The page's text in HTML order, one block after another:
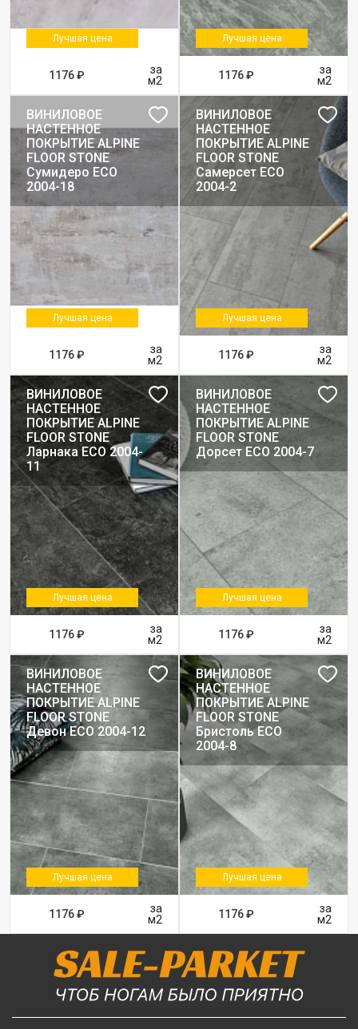
Лучшая цена
1176 ₽
за
м2
Лучшая цена
1176 ₽
за
м2
ВИНИЛОВОЕ
НАСТЕННОЕ
ПОКРЫТИЕ ALPINE
FLOOR STONE
Сумидеро ЕСО
2004-18
Лучшая цена
1176 ₽
за
м2
ВИНИЛОВОЕ
НАСТЕННОЕ
ПОКРЫТИЕ ALPINE
FLOOR STONE
Самерсет ЕСО
2004-2
Лучшая цена
1176 ₽
за
м2
ВИНИЛОВОЕ
НАСТЕННОЕ
ПОКРЫТИЕ ALPINE
FLOOR STONE
Ларнака ЕСО 2004-
11
Лучшая цена
1176 ₽
за
м2
ВИНИЛОВОЕ
НАСТЕННОЕ
ПОКРЫТИЕ ALPINE
FLOOR STONE
Дорсет ЕСО 2004-7
Лучшая цена
1176 ₽
за
м2
ВИНИЛОВОЕ
НАСТЕННОЕ
ПОКРЫТИЕ ALPINE
FLOOR STONE
Девон ЕСО 2004-12
Лучшая цена
1176 ₽
за
м2
ВИНИЛОВОЕ
НАСТЕННОЕ
ПОКРЫТИЕ ALPINE
FLOOR STONE
Бристоль ЕСО
2004-8
Лучшая цена
1176 ₽
за
м2